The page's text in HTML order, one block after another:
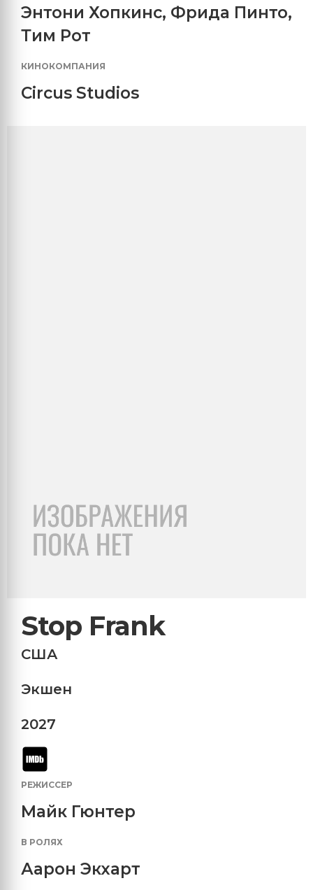
Энтони Хопкинс, Фрида Пинто,
Тим Рот
КИНОКОМПАНИЯ
Circus Studios
Stop Frank
США
Экшен
2027
РЕЖИССЕР
Майк Гюнтер
В РОЛЯХ
Аарон Экхарт